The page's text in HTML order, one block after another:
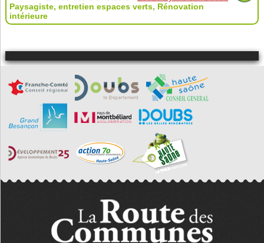
Paysagiste, entretien espaces verts, Rénovation
intérieure